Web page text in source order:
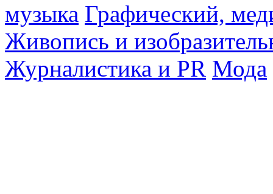
музыка Графический,
Живопись и
Журналистика и PR Мода